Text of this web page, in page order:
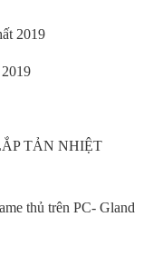
2019
TẢN NHIỆT
thủ trên PC- Gland